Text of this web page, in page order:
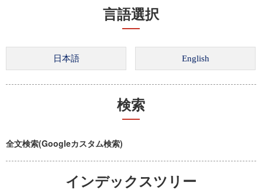
言語選択
検索
全文検索(Googleカスタム検索)
インデックスツリー